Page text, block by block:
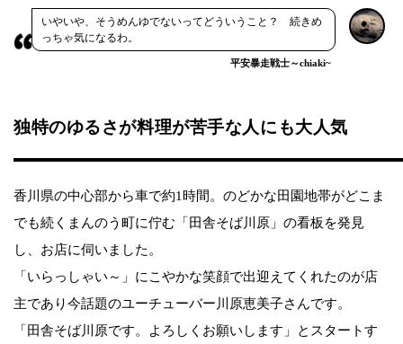
いやいや、そうめんゆでないってどういうこと？ 続きめ
っちゃ気になるわ。
平安暴走戦士～chiaki~
独特のゆるさが料理が苦手な人にも大人気
香川県の中心部から車で約1時間。のどかな田園地帯がどこま
でも続くまんのう町に佇む「田舎そば川原」の看板を発見
し、お店に伺いました。
「いらっしゃい～」にこやかな笑顔で出迎えてくれたのが店
主であり今話題のユーチューバー川原恵美子さんです。
「田舎そば川原です。よろしくお願いします」とスタートす